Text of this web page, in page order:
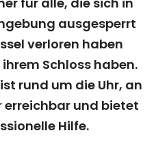
ausgesperrt
verloren haben
Schloss haben.
rund um die Uhr, an
erreichbar und bietet
Hilfe.